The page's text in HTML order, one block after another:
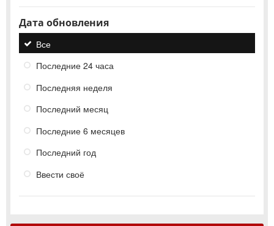
Дата обновления
Все
Последние 24 часа
Последняя неделя
Последний месяц
Последние 6 месяцев
Последний год
Ввести своё